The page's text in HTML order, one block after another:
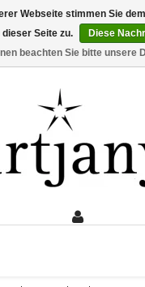
Rufe uns an:0211 - 210
Webseite stimmen Sie
Seite zu.
Diese
beachten Sie bitte unsere